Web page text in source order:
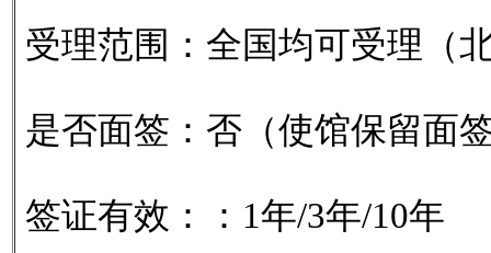
受理范围：全国均可受理（
是否面签：否（使馆保留面
签证有效：：1年/3年/10年